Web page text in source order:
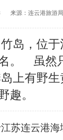
来源： 连云港旅游局
岛，位
名。 虽然
上有野
趣。
连云港海